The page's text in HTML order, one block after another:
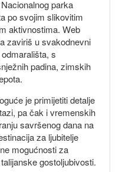
parka
po svojim slikovitim
aktivnostima. Web
zaviriš u svakodnevni
s
padina, zimskih
je primijetiti detalje
pa čak i vremenskih
savršenog dana na
za ljubitelje
mogućnosti za
gostoljubivosti.